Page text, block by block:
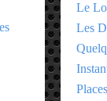
Le
Les